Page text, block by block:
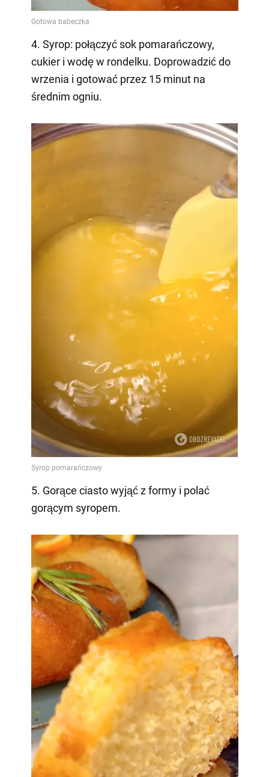
4. Syrop: połączyć sok pomarańczowy,
cukier i wodę w rondelku. Doprowadzić do
wrzenia i gotować przez 15 minut na
średnim ogniu.
5. Gorące ciasto wyjąć z formy i polać
gorącym syropem.